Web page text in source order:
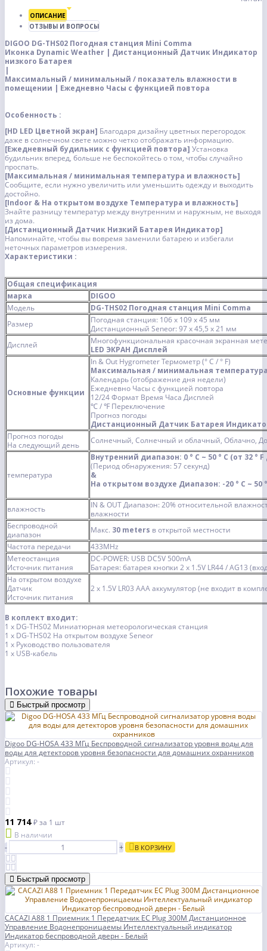
ОПИСАНИЕ
ОТЗЫВЫ И ВОПРОСЫ
DIGOO DG-THS02 Погодная станция Mini Comma
Иконка Dynamic Weather | Дистанционный Датчик Индикатор
низкого Батарея
|
Максимальный / минимальный / показатель влажности в
помещении | Ежедневно Часы с функцией повтора
Особенность :
[HD LED Цветной экран] Благодаря дизайну цветных перегородок
даже в солнечном свете можно четко отображать информацию.
[Ежедневный будильник с функцией повтора] Установка
будильник вперед, больше не беспокойтесь о том, чтобы случайно
проспать.
[Максимальная / минимальная температура и влажность]
Сообщите, если нужно увеличить или уменьшить одежду и выходить
достойно.
[Indoor & На открытом воздухе Температура и влажность]
Знайте разницу температур между внутренним и наружным, не выходя
из дома.
[Дистанционный Датчик Низкий Батарея Индикатор]
Напоминайте, чтобы вы вовремя заменили батарею и избегали
неточных параметров измерения.
Характеристики :
Общая спецификация
марка
DIGOO
Модель
DG-THS02 Погодная станция Mini Comma
Размер
Погодная станция: 106 x 109 x 45 мм
Дистанционный Seneor: 97 x 45,5 x 21 мм
Дисплей
Многофункциональная красочная экранная
LED ЭКРАН Дисплей
Основные функции
In & Out Hygrometer Термометр (° C / ° F)
Максимальная / минимальная
Календарь (отображение дня недели)
Ежедневно Часы с функцией повтора
12/24 Формат Время Часа Дисплей
℃ / ℉ Переключение
Прогноз погоды
Дистанционный Датчик Батарея
Прогноз погоды
На следующий день
Солнечный, Солнечный и облачный, Облачно,
температура
Внутренний диапазон: 0 ° C ~ 50 ° C (от 32 ° F
(Период обнаружения: 57 секунд)
&
На открытом воздухе Диапазон: -20 ° C ~ 50
влажность
IN & OUT Диапазон: 20% относительной
влажности
Беспроводной
диапазон
Макс. 30 meters в открытой местности
Частота передачи
433MHz
Метеостанция
Источник питания
DC-POWER: USB DC5V 500mA
Батарея: батарея кнопки 2 x 1.5V LR44 / AG13
На открытом воздухе
Датчик
Источник питания
2 x 1.5V LR03 AAA аккумулятор (не входит в
В коплект входит:
1 x DG-THS02 Миниатюрная метеорологическая станция
1 x DG-THS02 На открытом воздухе Seneor
1 x Руководство пользователя
1 x USB-кабель
Похожие товары
Быстрый просмотр
Digoo DG-HOSA 433 МГц Беспроводной сигнализатор уровня воды для
воды для детекторов уровня безопасности для домашних охранников
Артикул: -
11 714₽за 1 шт
В наличии
-
+ В КОРЗИНУ
Быстрый просмотр
CACAZI A88 1 Приемник 1 Передатчик ЕС Plug 300M Дистанционное
Управление Водонепроницаемы Интеллектуальный индикатор
Индикатор беспроводной дверн - Белый
Артикул: -